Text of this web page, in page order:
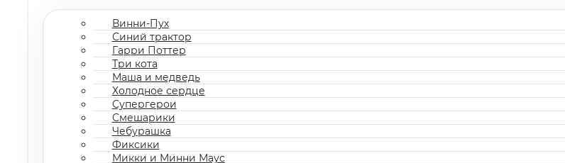
Винни-Пух
Синий трактор
Гарри Поттер
Три кота
Маша и медведь
Холодное сердце
Супергерои
Смешарики
Чебурашка
Фиксики
Микки и Минни Маус